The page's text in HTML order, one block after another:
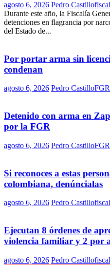
agosto 6, 2026 Pedro Castillo
Durante este año, la Fiscalía
detenciones en flagrancia por
del Estado de...
Por portar arma sin
condenan
agosto 6, 2026 Pedro Castillo
Detenido con arma en
por la FGR
agosto 6, 2026 Pedro Castillo
Si reconoces a estas
colombiana, denúncialas
agosto 6, 2026 Pedro Castillo
Ejecutan 8 órdenes de
violencia familiar y 2 por
agosto 6, 2026 Pedro Castillo